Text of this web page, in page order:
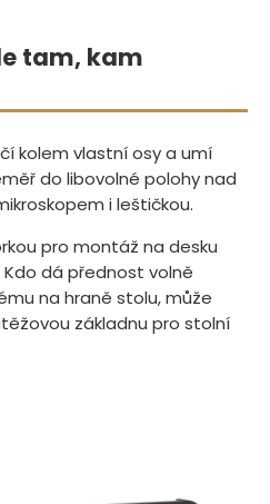
tam, kam
kolem vlastní osy a umí
do libovolné polohy nad
i leštičkou.
pro montáž na desku
dá přednost volně
na hraně stolu, může
základnu pro stolní